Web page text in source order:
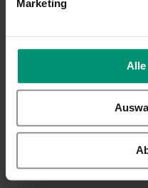
Marketing
Alle
Sterntaler GOTS Baby
Body Esel Emmi rosa,
27,99 €
Das passende